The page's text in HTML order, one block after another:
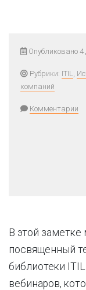
Опубликовано 4
Рубрики: ITIL,
компаний
Комментарии
В этой
посвященный
библиотеки
вебинаров,